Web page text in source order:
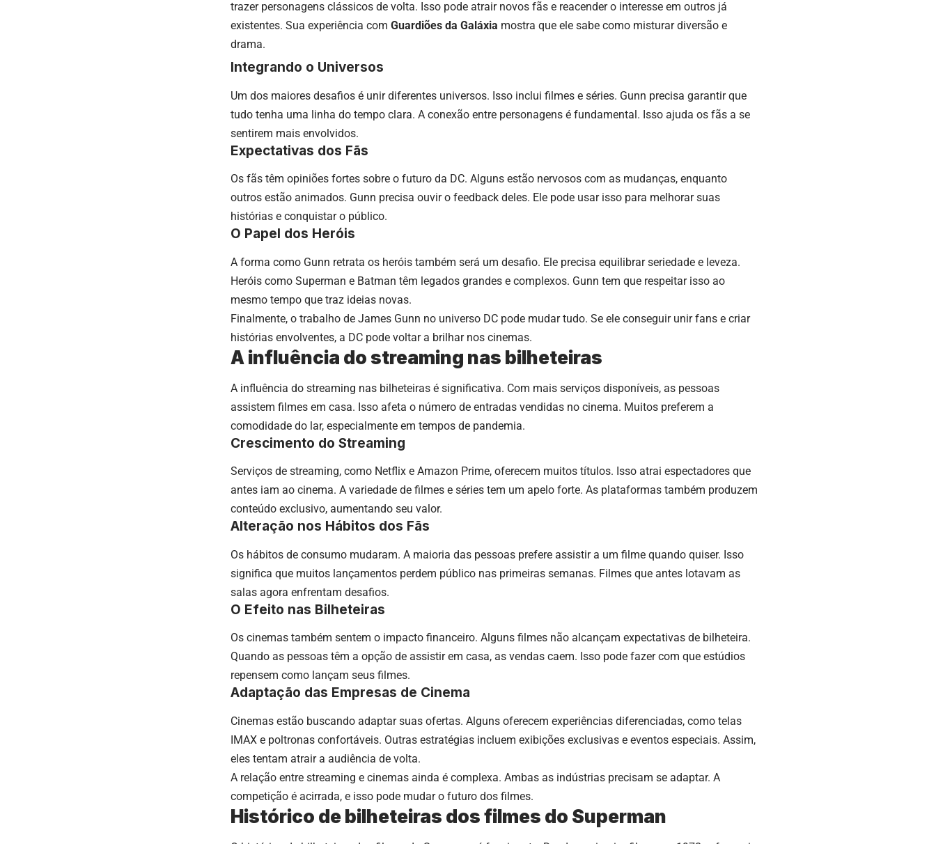
trazer personagens clássicos de volta. Isso pode atrair novos fãs e reacender o interesse em outros já
existentes. Sua experiência com Guardiões da Galáxia mostra que ele sabe como misturar diversão e
drama.
Integrando o Universos
Um dos maiores desafios é unir diferentes universos. Isso inclui filmes e séries. Gunn precisa garantir que
tudo tenha uma linha do tempo clara. A conexão entre personagens é fundamental. Isso ajuda os fãs a se
sentirem mais envolvidos.
Expectativas dos Fãs
Os fãs têm opiniões fortes sobre o futuro da DC. Alguns estão nervosos com as mudanças, enquanto
outros estão animados. Gunn precisa ouvir o feedback deles. Ele pode usar isso para melhorar suas
histórias e conquistar o público.
O Papel dos Heróis
A forma como Gunn retrata os heróis também será um desafio. Ele precisa equilibrar seriedade e leveza.
Heróis como Superman e Batman têm legados grandes e complexos. Gunn tem que respeitar isso ao
mesmo tempo que traz ideias novas.
Finalmente, o trabalho de James Gunn no universo DC pode mudar tudo. Se ele conseguir unir fans e criar
histórias envolventes, a DC pode voltar a brilhar nos cinemas.
A influência do streaming nas bilheteiras
A influência do streaming nas bilheteiras é significativa. Com mais serviços disponíveis, as pessoas
assistem filmes em casa. Isso afeta o número de entradas vendidas no cinema. Muitos preferem a
comodidade do lar, especialmente em tempos de pandemia.
Crescimento do Streaming
Serviços de streaming, como Netflix e Amazon Prime, oferecem muitos títulos. Isso atrai espectadores que
antes iam ao cinema. A variedade de filmes e séries tem um apelo forte. As plataformas também produzem
conteúdo exclusivo, aumentando seu valor.
Alteração nos Hábitos dos Fãs
Os hábitos de consumo mudaram. A maioria das pessoas prefere assistir a um filme quando quiser. Isso
significa que muitos lançamentos perdem público nas primeiras semanas. Filmes que antes lotavam as
salas agora enfrentam desafios.
O Efeito nas Bilheteiras
Os cinemas também sentem o impacto financeiro. Alguns filmes não alcançam expectativas de bilheteira.
Quando as pessoas têm a opção de assistir em casa, as vendas caem. Isso pode fazer com que estúdios
repensem como lançam seus filmes.
Adaptação das Empresas de Cinema
Cinemas estão buscando adaptar suas ofertas. Alguns oferecem experiências diferenciadas, como telas
IMAX e poltronas confortáveis. Outras estratégias incluem exibições exclusivas e eventos especiais. Assim,
eles tentam atrair a audiência de volta.
A relação entre streaming e cinemas ainda é complexa. Ambas as indústrias precisam se adaptar. A
competição é acirrada, e isso pode mudar o futuro dos filmes.
Histórico de bilheteiras dos filmes do Superman